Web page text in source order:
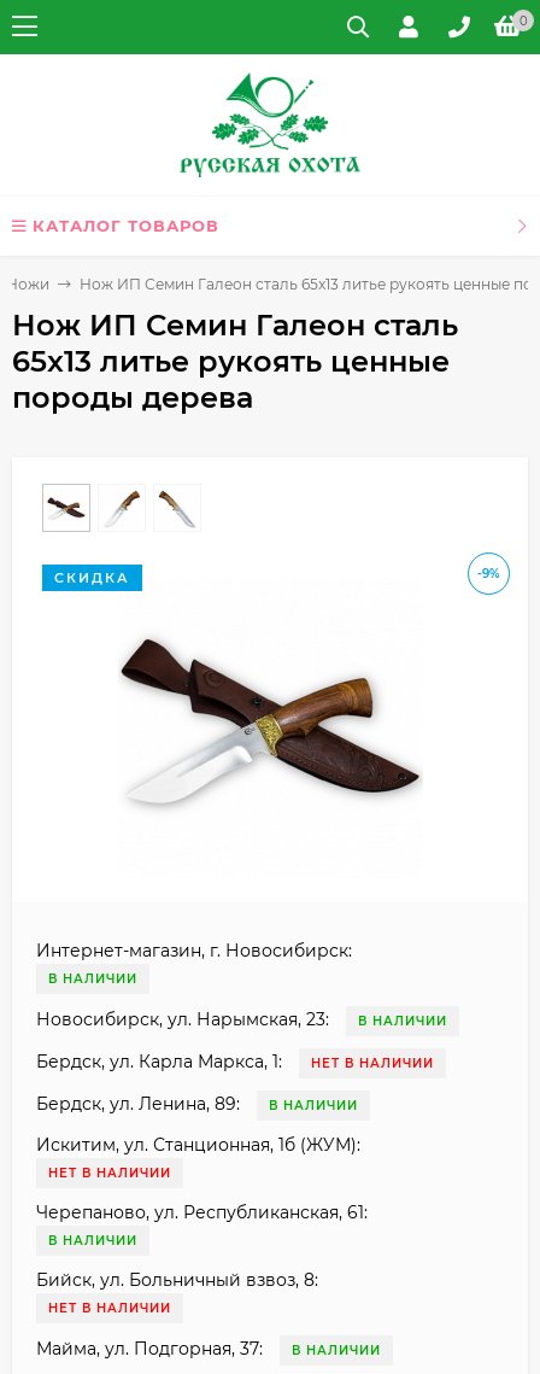
0
КАТАЛОГ ТОВАРОВ
Ножи Нож ИП Семин Галеон сталь 65x13 литье рукоять ценные
Нож ИП Семин Галеон сталь
65x13 литье рукоять ценные
породы дерева
-9%
СКИДКА
Интернет-магазин, г. Новосибирск:
В НАЛИЧИИ
Новосибирск, ул. Нарымская, 23: В НАЛИЧИИ
Бердск, ул. Карла Маркса, 1: НЕТ В НАЛИЧИИ
Бердск, ул. Ленина, 89: В НАЛИЧИИ
Искитим, ул. Станционная, 1б (ЖУМ):
НЕТ В НАЛИЧИИ
Черепаново, ул. Республиканская, 61:
В НАЛИЧИИ
Бийск, ул. Больничный взвоз, 8:
НЕТ В НАЛИЧИИ
Майма, ул. Подгорная, 37: В НАЛИЧИИ